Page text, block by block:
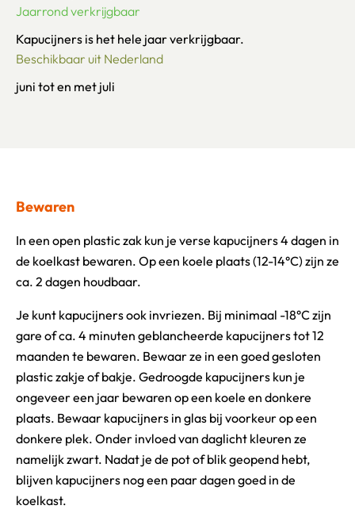
Jaarrond verkrijgbaar
Kapucijners is het hele jaar verkrijgbaar.
Beschikbaar uit Nederland
juni tot en met juli
Bewaren
In een open plastic zak kun je verse kapucijners 4 dagen in
de koelkast bewaren. Op een koele plaats (12-14°C) zijn ze
ca. 2 dagen houdbaar.
Je kunt kapucijners ook invriezen. Bij minimaal -18°C zijn
gare of ca. 4 minuten geblancheerde kapucijners tot 12
maanden te bewaren. Bewaar ze in een goed gesloten
plastic zakje of bakje. Gedroogde kapucijners kun je
ongeveer een jaar bewaren op een koele en donkere
plaats. Bewaar kapucijners in glas bij voorkeur op een
donkere plek. Onder invloed van daglicht kleuren ze
namelijk zwart. Nadat je de pot of blik geopend hebt,
blijven kapucijners nog een paar dagen goed in de
koelkast.